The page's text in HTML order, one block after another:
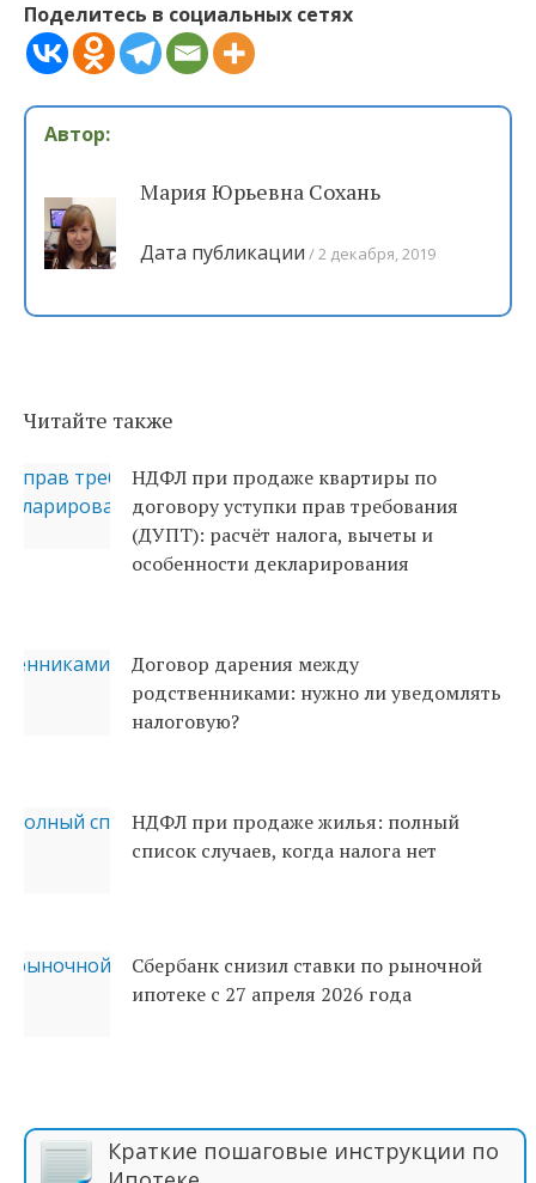
Поделитесь в социальных сетях
Автор:
Мария Юрьевна Сохань
Дата публикации 2 декабря, 2019
Читайте также
НДФЛ при продаже квартиры по
договору уступки прав требования
(ДУПТ): расчёт налога, вычеты и
особенности декларирования
Договор дарения между
родственниками: нужно ли уведомлять
налоговую?
НДФЛ при продаже жилья: полный
список случаев, когда налога нет
Сбербанк снизил ставки по рыночной
ипотеке с 27 апреля 2026 года
Краткие пошаговые инструкции по